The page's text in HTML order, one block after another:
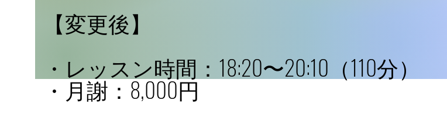
【変更後】
・レッスン時間：18:20〜20:10（110分）
・月謝：8,000円